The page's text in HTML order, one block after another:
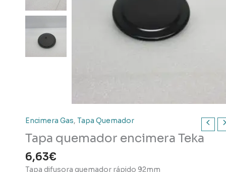
Encimera Gas, Tapa Quemador
Tapa quemador encimera Teka
6,63€
Tapa difusora quemador rápido 92mm